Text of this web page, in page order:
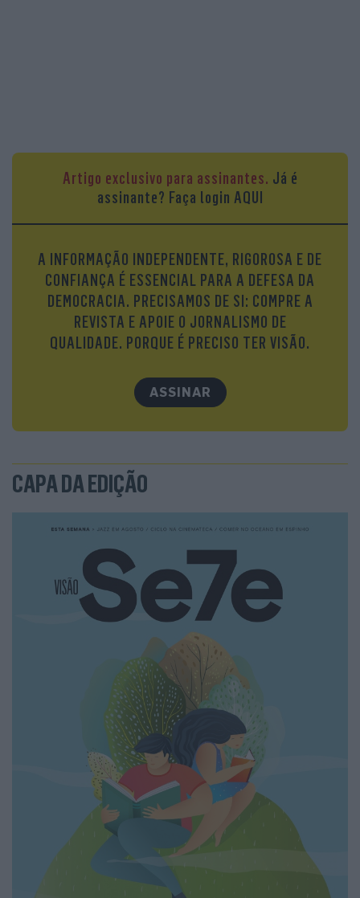
Artigo exclusivo para assinantes. Já é
assinante? Faça login AQUI
A INFORMAÇÃO INDEPENDENTE, RIGOROSA E DE
CONFIANÇA É ESSENCIAL PARA A DEFESA DA
DEMOCRACIA. PRECISAMOS DE SI: COMPRE A
REVISTA E APOIE O JORNALISMO DE
QUALIDADE. PORQUE É PRECISO TER VISÃO.
ASSINAR
CAPA DA EDIÇÃO